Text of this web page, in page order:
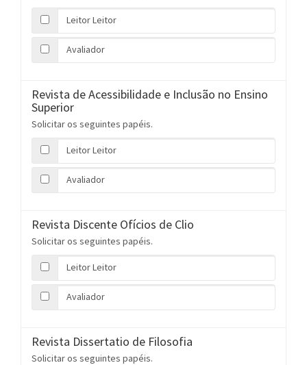
Leitor Leitor
Avaliador
Revista de Acessibilidade e Inclusão no Ensino
Superior
Solicitar os seguintes papéis.
Leitor Leitor
Avaliador
Revista Discente Ofícios de Clio
Solicitar os seguintes papéis.
Leitor Leitor
Avaliador
Revista Dissertatio de Filosofia
Solicitar os seguintes papéis.